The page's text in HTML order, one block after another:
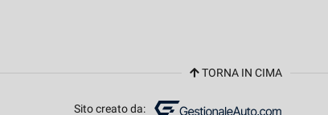
TORNA IN CIMA
Sito creato da: